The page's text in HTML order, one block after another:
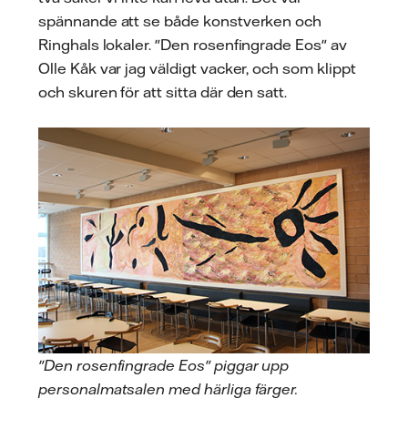
spännande att se både konstverken och
Ringhals lokaler. "Den rosenfingrade Eos" av
Olle Kåk var jag väldigt vacker, och som klippt
och skuren för att sitta där den satt.
"Den rosenfingrade Eos" piggar upp
personalmatsalen med härliga färger.